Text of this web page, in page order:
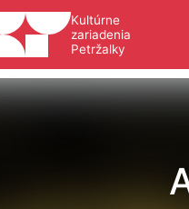
Kultúrne
zariadenia
Petržalky